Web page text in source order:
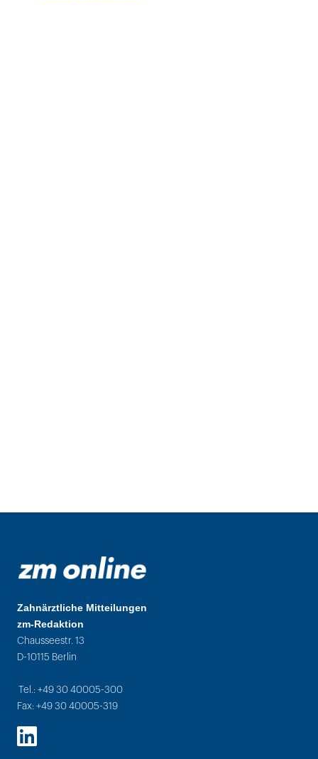
Zahnärztliche Mitteilungen
zm-Redaktion
Chausseestr. 13
D-10115 Berlin
Tel.: +49 30 40005-300
Fax: +49 30 40005-319
LinkedIn